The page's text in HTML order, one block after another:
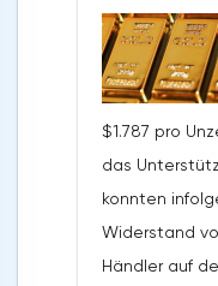
Euro ab, was
des
beliefen sich
957,9
stieg um
Euro. Der
$1.787 pro
das
konnten
Widerstand
Händler auf